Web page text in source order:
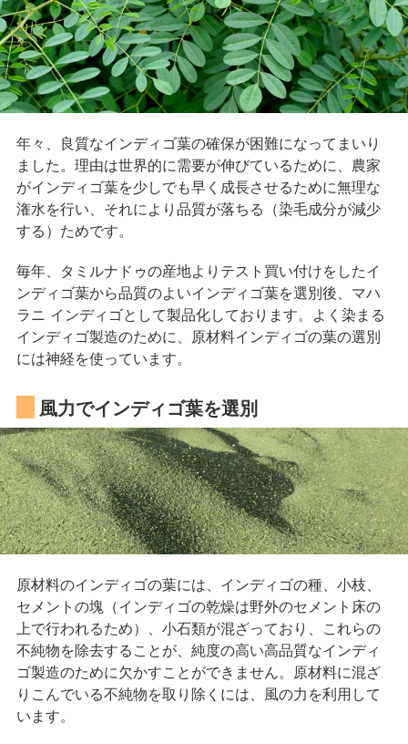
年々、良質なインディゴ葉の確保が困難になってまいり
ました。理由は世界的に需要が伸びているために、農家
がインディゴ葉を少しでも早く成長させるために無理な
潅水を行い、それにより品質が落ちる（染毛成分が減少
する）ためです。
毎年、タミルナドゥの産地よりテスト買い付けをしたイ
ンディゴ葉から品質のよいインディゴ葉を選別後、マハ
ラニ インディゴとして製品化しております。よく染まる
インディゴ製造のために、原材料インディゴの葉の選別
には神経を使っています。
風力でインディゴ葉を選別
原材料のインディゴの葉には、インディゴの種、小枝、
セメントの塊（インディゴの乾燥は野外のセメント床の
上で行われるため）、小石類が混ざっており、これらの
不純物を除去することが、純度の高い高品質なインディ
ゴ製造のために欠かすことができません。原材料に混ざ
りこんでいる不純物を取り除くには、風の力を利用して
います。